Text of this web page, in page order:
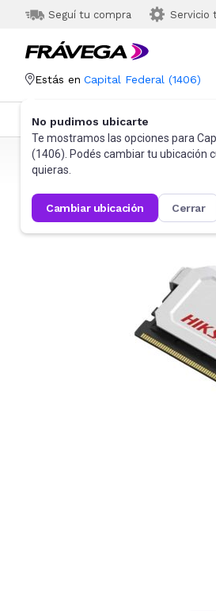
Seguí tu compra Servicio
Estás en Capital Federal (1406)
No pudimos ubicarte
Te mostramos las opciones para
(1406). Podés cambiar tu ubicación
quieras.
cambiar ubicación cerrar
Categorías Más Vendidos
Frávega Informática